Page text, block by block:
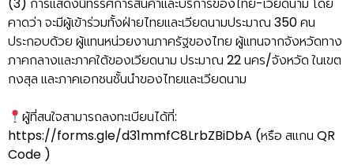
(3) การแสดงนิทรรศการสินค้าและบริการของไทย-เวียดนาม โดย
คาดว่า จะมีผู้เข้าร่วมทั้งฝ่ายไทยและเวียดนามประมาณ 350 คน
ประกอบด้วย ผู้แทนหน่วยงานภาครัฐของไทย ผู้แทนจากจังหวัดทาง
ภาคกลางและภาคใต้ของเวียดนาม ประมาณ 22 นคร/จังหวัด ในเขต
กงสุล และภาคเอกชนชั้นนำของไทยและเวียดนาม
ผู้ที่สนใจสามารถลงทะเบียนได้ที่:
https://forms.gle/d31mmfC8LrbZBiDbA (หรือ สแกน QR
Code )